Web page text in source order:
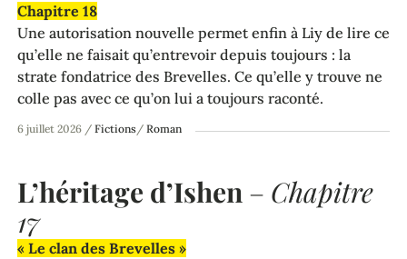
6 juillet 2026 / Fictions/ Roman
Chapitre 18
Une autorisation nouvelle permet enfin à Liy de lire ce
qu’elle ne faisait qu’entrevoir depuis toujours : la
strate fondatrice des Brevelles. Ce qu’elle y trouve ne
colle pas avec ce qu’on lui a toujours raconté.
L’héritage d’Ishen – Chapitre
17
« Le clan des Brevelles »